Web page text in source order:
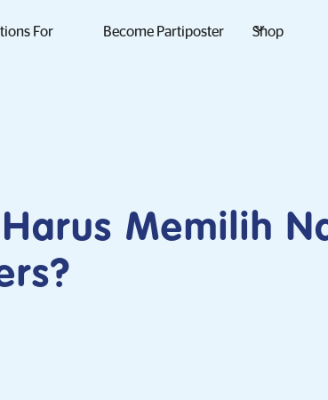
For Become Partiposter Shop
Memilih